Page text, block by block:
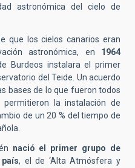
astronómica del cielo de
que los cielos canarios eran
astronómica, en 1964
Burdeos instalara el primer
del Teide. Un acuerdo
bases de lo que fueron todos
permitieron la instalación de
de un 20 % del tiempo de
nació el primer grupo de
, el de ‘Alta Atmósfera y